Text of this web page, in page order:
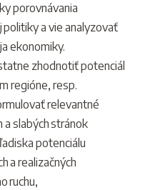
porovnávania
a vie analyzovať
ekonomiky.
zhodnotiť potenciál
regióne, resp.
relevantné
a slabých stránok
potenciálu
a realizačných
ruchu,